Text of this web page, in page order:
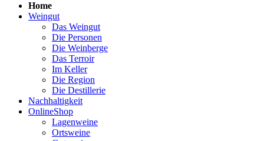
Home
Weingut
Das Weingut
Die Personen
Die Weinberge
Das Terroir
Im Keller
Die Region
Die Destillerie
Nachhaltigkeit
OnlineShop
Lagenweine
Ortsweine